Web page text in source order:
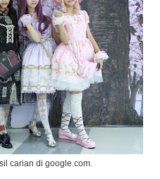
carian di google.com.